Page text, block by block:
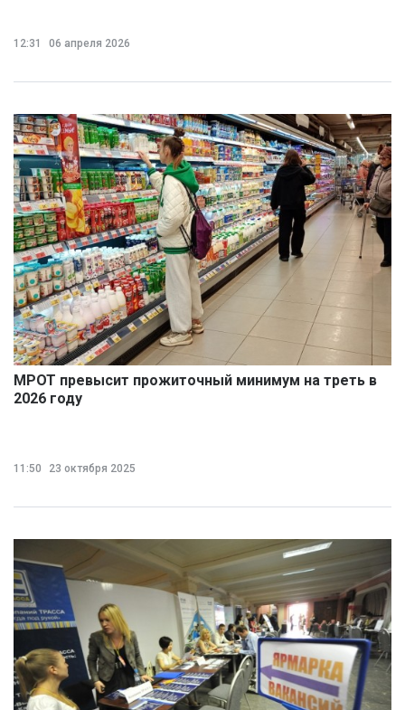
12:31 06 апреля 2026
МРОТ превысит прожиточный минимум на треть в
2026 году
11:50 23 октября 2025